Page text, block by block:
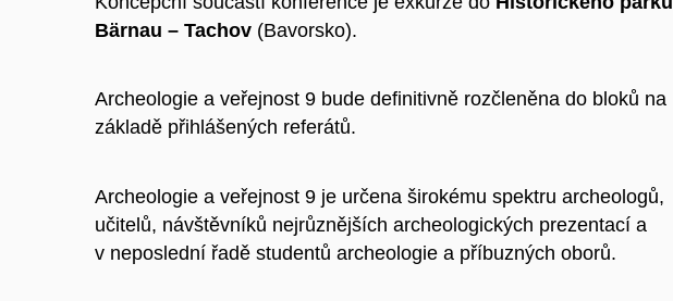
Bärnau – Tachov (Bavorsko).
Archeologie a veřejnost 9 bude definitivně rozčleněna do bloků na
základě přihlášených referátů.
Archeologie a veřejnost 9 je určena širokému spektru archeologů,
učitelů, návštěvníků nejrůznějších archeologických prezentací a
v neposlední řadě studentů archeologie a příbuzných oborů.